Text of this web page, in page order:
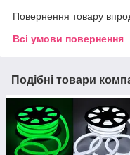
Повернення товару
Всі умови повернення
Подібні товари